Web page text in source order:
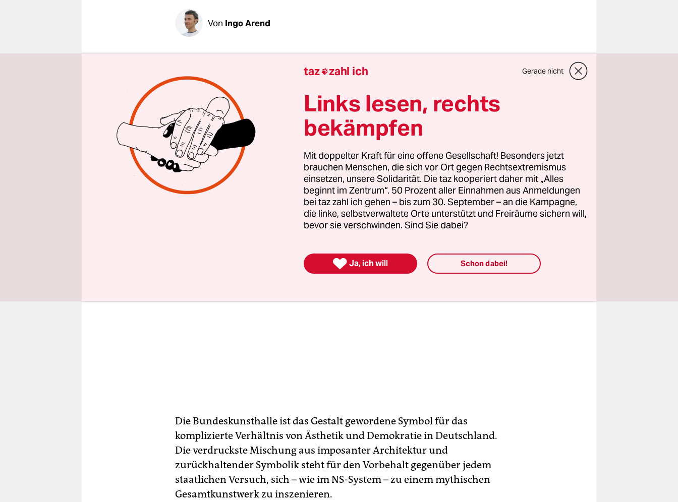
Von Ingo Arend
„Kunst- und Ausstellungshalle der Bundesrepublik Deutschland“ – in
winzigen Bronzelettern steht der umständliche Titel neben dem
altägyptisch anmutenden Hochportal des riesigen weißen
Kulturflaggschiffs im Bonner Süden. Wer nicht genau hinschaut,
könnte ihn fast übersehen.
Der zurückhaltende Minimalismus ist keine Designmarotte, sondern
politisches Programm. Wenn der Bund schon mit einem Drei-Sterne-
Kunsttempel auftrumpfen darf, so dachte man bei der Eröffnung des
markanten Baus 1992, dann muss man ihn wenigstens nominell
Die Bundeskunsthalle ist das Gestalt gewordene Symbol für das
komplizierte Verhältnis von Ästhetik und Demokratie in Deutschland.
Die verdruckste Mischung aus imposanter Architektur und
zurückhaltender Symbolik steht für den Vorbehalt gegenüber jedem
staatlichen Versuch, sich – wie im NS-System – zu einem mythischen
Gesamtkunstwerk zu inszenieren.
taz zahl ich Gerade nicht
Links lesen, rechts
bekämpfen
Mit doppelter Kraft für eine offene Gesellschaft! Besonders jetzt
brauchen Menschen, die sich vor Ort gegen Rechtsextremismus
einsetzen, unsere Solidarität. Die taz kooperiert daher mit „Alles
beginnt im Zentrum“. 50 Prozent aller Einnahmen aus Anmeldungen
bei taz zahl ich gehen – bis zum 30. September – an die Kampagne,
die linke, selbstverwaltete Orte unterstützt und Freiräume sichern will,
bevor sie verschwinden. Sind Sie dabei?
 Ja, ich will Schon dabei!